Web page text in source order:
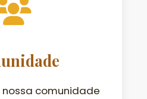
comunidade